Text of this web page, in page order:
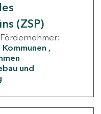
(ZSP)
Fördernehmer:
Kommunen
und